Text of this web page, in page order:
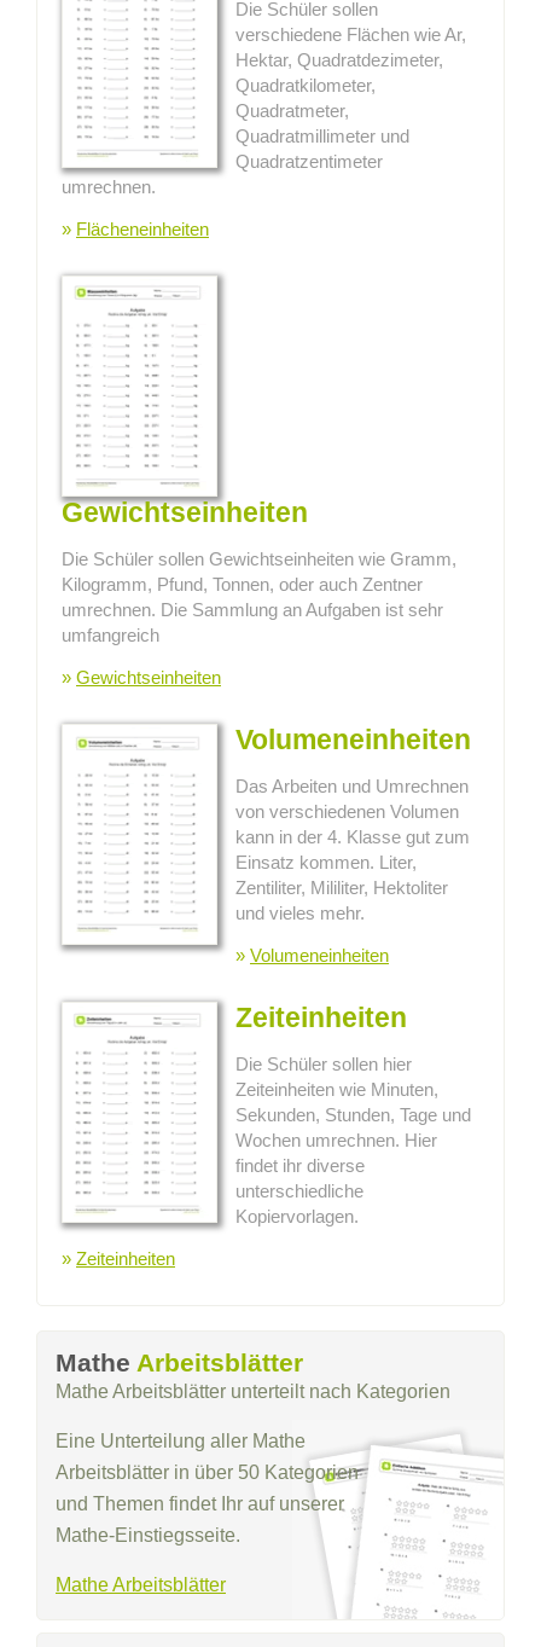
Die Schüler sollen
verschiedene Flächen wie Ar,
Hektar, Quadratdezimeter,
Quadratkilometer,
Quadratmeter,
Quadratmillimeter und
Quadratzentimeter
umrechnen.
» Flächeneinheiten
Gewichtseinheiten
Die Schüler sollen Gewichtseinheiten wie Gramm,
Kilogramm, Pfund, Tonnen, oder auch Zentner
umrechnen. Die Sammlung an Aufgaben ist sehr
umfangreich
» Gewichtseinheiten
Volumeneinheiten
Das Arbeiten und Umrechnen
von verschiedenen Volumen
kann in der 4. Klasse gut zum
Einsatz kommen. Liter,
Zentiliter, Mililiter, Hektoliter
und vieles mehr.
» Volumeneinheiten
Zeiteinheiten
Die Schüler sollen hier
Zeiteinheiten wie Minuten,
Sekunden, Stunden, Tage und
Wochen umrechnen. Hier
findet ihr diverse
unterschiedliche
Kopiervorlagen.
» Zeiteinheiten
Mathe Arbeitsblätter
Mathe Arbeitsblätter unterteilt nach Kategorien
Eine Unterteilung aller Mathe
Arbeitsblätter in über 50 Kategorien
und Themen findet Ihr auf unserer
Mathe-Einstiegsseite.
Mathe Arbeitsblätter